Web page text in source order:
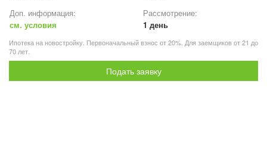
Доп. информация:
см. условия
Рассмотрение:
1 день
Ипотека на новостройку. Первоначальный взнос от 20%. Для заемщиков от 21 до
70 лет.
Подать заявку